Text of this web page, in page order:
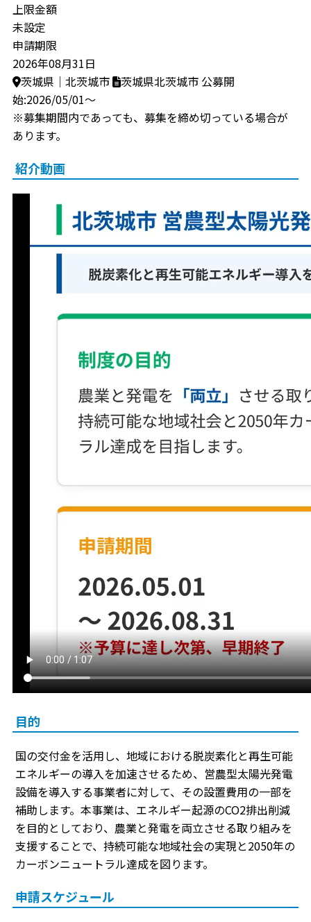
上限金額
未設定
申請期限
2026年08月31日
茨城県｜北茨城市
茨城県北茨城市 公募開
始:2026/05/01～
※募集期間内であっても、募集を締め切っている場合が
あります。
紹介動画
目的
国の交付金を活用し、地域における脱炭素化と再生可能
エネルギーの導入を加速させるため、営農型太陽光発電
設備を導入する事業者に対して、その設置費用の一部を
補助します。本事業は、エネルギー起源のCO2排出削減
を目的としており、農業と発電を両立させる取り組みを
支援することで、持続可能な地域社会の実現と2050年の
カーボンニュートラル達成を図ります。
申請スケジュール